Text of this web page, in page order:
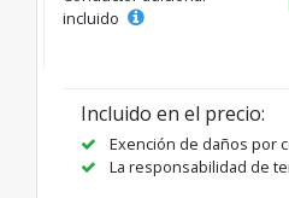
incluido
Incluido en el precio:
Exención de daños por
La responsabilidad de